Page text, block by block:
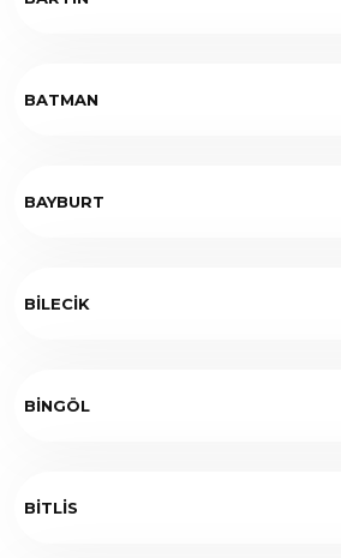
BATMAN
BAYBURT
BİLECİK
BİNGÖL
BİTLİS